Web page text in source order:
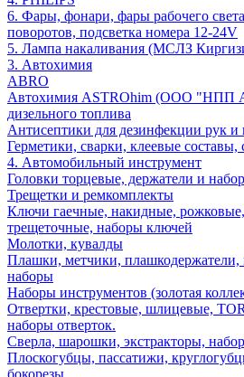
6. Фары, фонари, фары рабочего
поворотов, подсветка номера 12-24V
5. Лампа накаливания (МСЛЗ
3. Автохимия
ABRO
Автохимия ASTROhim (ООО "НПП
дизельного топлива
Антисептики для дезинфекции рук и
Герметики, сварки, клеевые составы,
4. Автомобильный инструмент
Головки торцевые, держатели и
Трещетки и ремкомплекты
Ключи гаечные, накидные,
трещеточные, наборы ключей
Молотки, кувалды
Плашки, метчики, плашкодержатели,
наборы
Наборы инструментов (золотая
Отвертки, крестовые, шлицевые,
наборы отверток.
Сверла, шарошки, экстракторы,
Плоскогубцы, пассатижи,
бокорезы